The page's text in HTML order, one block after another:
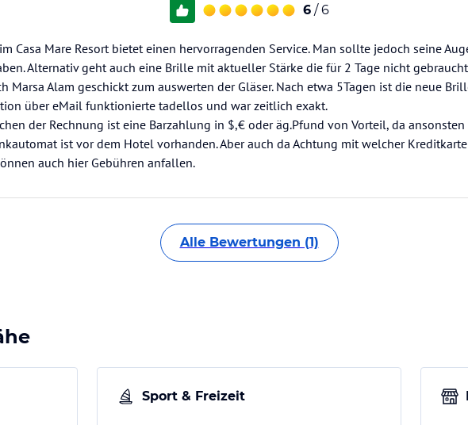
6 / 6
Casa Mare Resort bietet einen hervorragenden Service. Man sollte jedoch seine
Alternativ geht auch eine Brille mit aktueller Stärke die für 2 Tage nicht
Marsa Alam geschickt zum auswerten der Gläser. Nach etwa 5Tagen ist die neue
über eMail funktionierte tadellos und war zeitlich exakt.
der Rechnung ist eine Barzahlung in $,€ oder äg.Pfund von Vorteil, da
ist vor dem Hotel vorhanden. Aber auch da Achtung mit welcher
auch hier Gebühren anfallen.
Alle Bewertungen (1)
Sport & Freizeit